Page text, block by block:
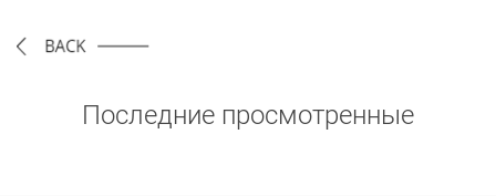
Последние просмотренные